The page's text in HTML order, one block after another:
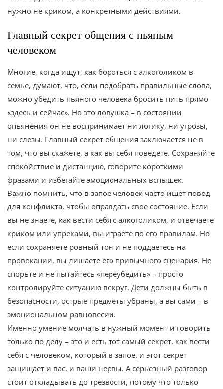
нужно не криком, а конкретными действиями.
Главный секрет общения с пьяным
человеком
Многие, когда ищут, как бороться с алкоголиком в
семье, думают, что, если подобрать правильные слова,
можно убедить пьяного человека бросить пить прямо
«здесь и сейчас». Но это ловушка – в состоянии
опьянения он не воспринимает ни логику, ни угрозы,
ни слезы. Главный секрет общения заключается не в
том, что вы скажете, а как вы себя поведете. Сохраняйте
спокойствие и дистанцию, говорите короткими
фразами и избегайте эмоциональных вспышек.
Важно помнить, что в запое человек часто ищет повод
для конфликта, чтобы оправдать свое состояние. Если
вы не знаете, как вести себя с алкоголиком, и отвечаете
криком или упреками, вы играете по его правилам. Но
если сохраняете ровный тон и не поддаетесь на
провокации, вы лишаете его привычного сценария. Не
спорьте и не пытайтесь «переубедить» – просто
контролируйте ситуацию вокруг. Дети должны быть в
безопасности, острые предметы убраны, а вы сами – в
эмоциональном равновесии.
Именно умение молчать в нужный момент и говорить
только по делу – это и есть тот самый секрет, как вести
себя с человеком, который в запое, и этот секрет
защищает и вас, и ваши нервы. А серьезный разговор
стоит откладывать до трезвости, потому что только